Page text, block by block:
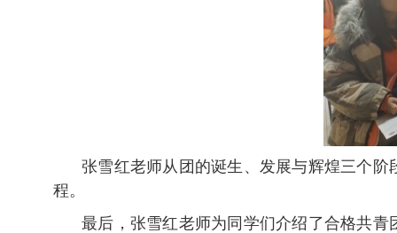
张雪红老师从团的诞生、发展与辉煌三个
程。
最后， 张雪红老师为同学们介绍了合格共青